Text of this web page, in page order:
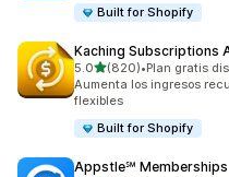
Built for Shopify
Kaching Subscriptions
5.0de 5 estrellas
(820)
820 reseñas en total
•Plan gratis
Aumenta los ingresos
flexibles
Built for Shopify
Appstle℠ Memberships